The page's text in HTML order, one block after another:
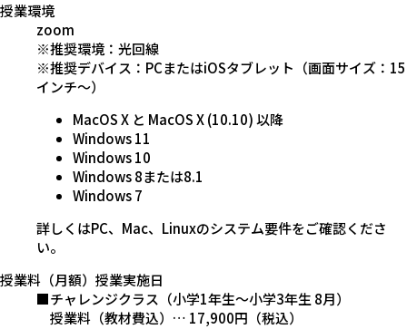
授業環境
zoom
※推奨環境：光回線
※推奨デバイス：PCまたはiOSタブレット（画面サイズ：15
インチ～）
MacOS X と MacOS X (10.10) 以降
Windows 11
Windows 10
Windows 8または8.1
Windows 7
詳しくはPC、 Mac、Linuxのシステム要件をご確認くださ
い。
授業料（月額） 授業実施日
■チャレンジクラス（小学1年生～小学3年生 8月）
授業料（教材費込）… 17,900円（税込）